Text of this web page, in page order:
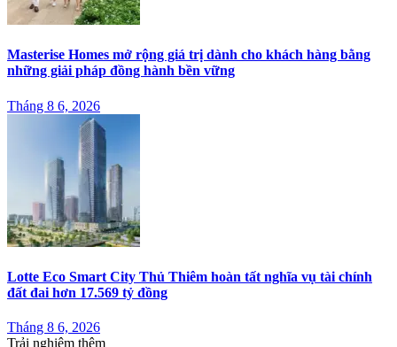
Masterise Homes mở rộng giá trị dành cho khách hàng bằng
những giải pháp đồng hành bền vững
Tháng 8 6, 2026
Lotte Eco Smart City Thủ Thiêm hoàn tất nghĩa vụ tài chính
đất đai hơn 17.569 tỷ đồng
Tháng 8 6, 2026
Trải nghiệm thêm